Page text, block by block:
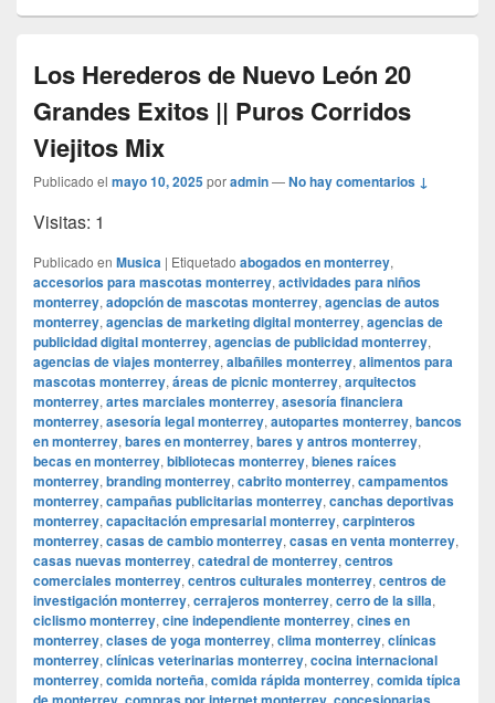
Los Herederos de Nuevo León 20
Grandes Exitos || Puros Corridos
Viejitos Mix
Publicado el mayo 10, 2025poradmin—No hay comentarios ↓
Visitas: 1
Publicado en Musica | Etiquetado abogados en monterrey,
accesorios para mascotas monterrey, actividades para niños
monterrey, adopción de mascotas monterrey, agencias de autos
monterrey, agencias de marketing digital monterrey, agencias de
publicidad digital monterrey, agencias de publicidad monterrey,
agencias de viajes monterrey, albañiles monterrey, alimentos para
mascotas monterrey, áreas de picnic monterrey, arquitectos
monterrey, artes marciales monterrey, asesoría financiera
monterrey, asesoría legal monterrey, autopartes monterrey, bancos
en monterrey, bares en monterrey, bares y antros monterrey,
becas en monterrey, bibliotecas monterrey, bienes raíces
monterrey, branding monterrey, cabrito monterrey, campamentos
monterrey, campañas publicitarias monterrey, canchas deportivas
monterrey, capacitación empresarial monterrey, carpinteros
monterrey, casas de cambio monterrey, casas en venta monterrey,
casas nuevas monterrey, catedral de monterrey, centros
comerciales monterrey, centros culturales monterrey, centros de
investigación monterrey, cerrajeros monterrey, cerro de la silla,
ciclismo monterrey, cine independiente monterrey, cines en
monterrey, clases de yoga monterrey, clima monterrey, clínicas
monterrey, clínicas veterinarias monterrey, cocina internacional
monterrey, comida norteña, comida rápida monterrey, comida típica
, ,